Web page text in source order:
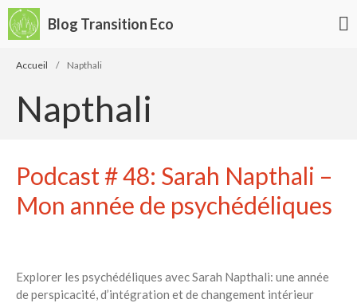
Rechercher
Rechercher
6 éco-actions faciles à prendre
avec vos enfants
Blog Transition Eco
Accueil / Napthali
Napthali
Podcast # 48: Sarah Napthali –
Mon année de psychédéliques
Explorer les psychédéliques avec Sarah Napthali: une année
de perspicacité, d’intégration et de changement intérieur